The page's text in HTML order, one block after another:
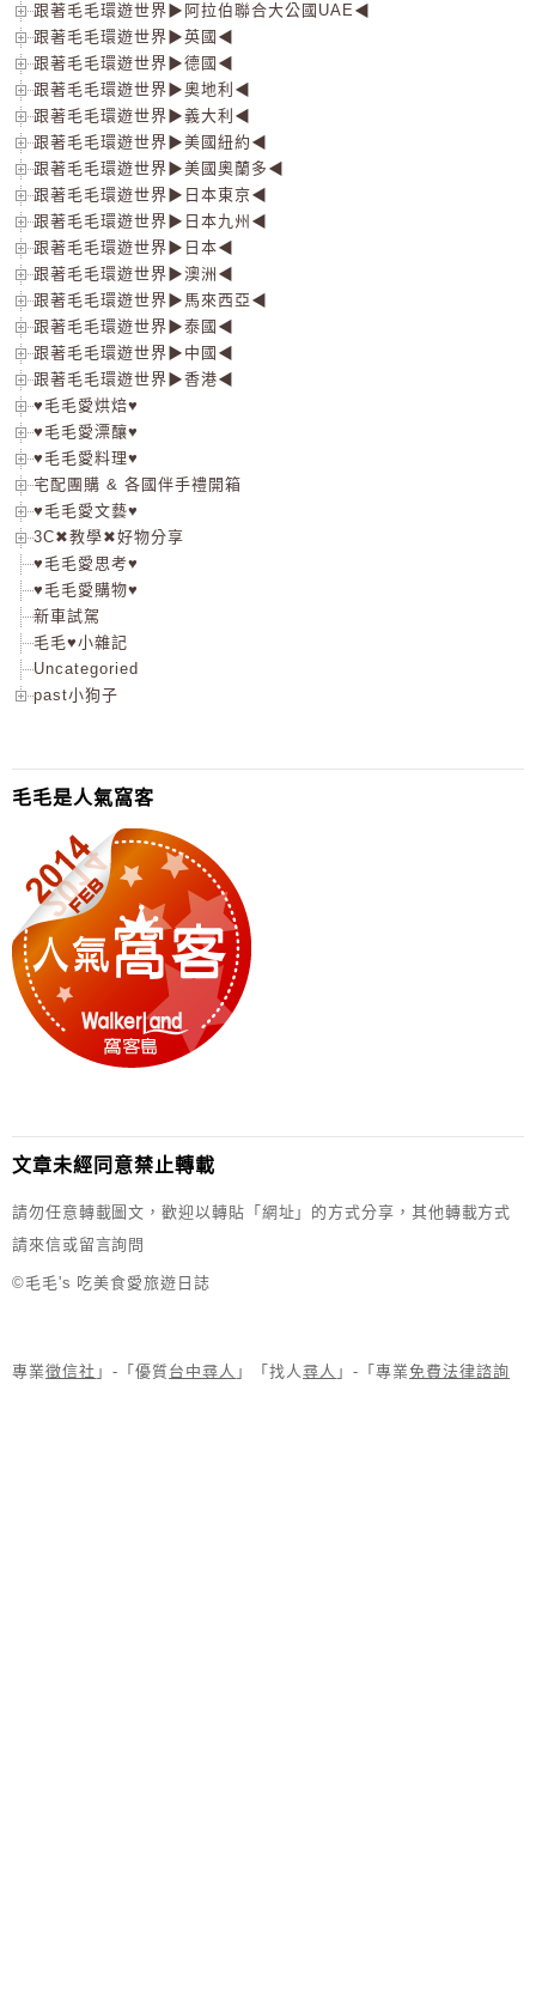
跟著毛毛環遊世界▶阿拉伯聯合大公國UAE◀
跟著毛毛環遊世界▶英國◀
跟著毛毛環遊世界▶德國◀
跟著毛毛環遊世界▶奧地利◀
跟著毛毛環遊世界▶義大利◀
跟著毛毛環遊世界▶美國紐約◀
跟著毛毛環遊世界▶美國奧蘭多◀
跟著毛毛環遊世界▶日本東京◀
跟著毛毛環遊世界▶日本九州◀
跟著毛毛環遊世界▶日本◀
跟著毛毛環遊世界▶澳洲◀
跟著毛毛環遊世界▶馬來西亞◀
跟著毛毛環遊世界▶泰國◀
跟著毛毛環遊世界▶中國◀
跟著毛毛環遊世界▶香港◀
♥毛毛愛烘焙♥
♥毛毛愛漂釀♥
♥毛毛愛料理♥
宅配團購 & 各國伴手禮開箱
♥毛毛愛文藝♥
3C✖教學✖好物分享
♥毛毛愛思考♥
♥毛毛愛購物♥
新車試駕
毛毛♥小雜記
Uncategoried
past小狗子
毛毛是人氣窩客
文章未經同意禁止轉載
請勿任意轉載圖文，歡迎以轉貼「網址」的方式分享，其他轉載方式
請來信或留言詢問
©毛毛's 吃美食愛旅遊日誌
專業徵信社 」-「優質台中尋人 」「找人尋人 」-「專業免費法律諮詢